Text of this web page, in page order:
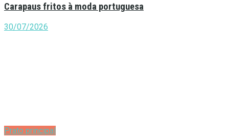
Carapaus fritos à moda portuguesa
30/07/2026
Prato principal